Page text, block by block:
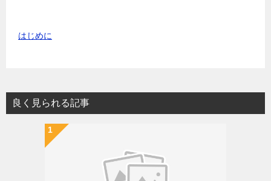
はじめに
良く見られる記事